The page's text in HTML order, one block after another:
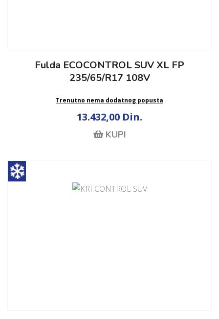
Fulda ECOCONTROL SUV XL FP
235/65/R17 108V
Trenutno nema dodatnog popusta
13.432,00 Din.
KUPI